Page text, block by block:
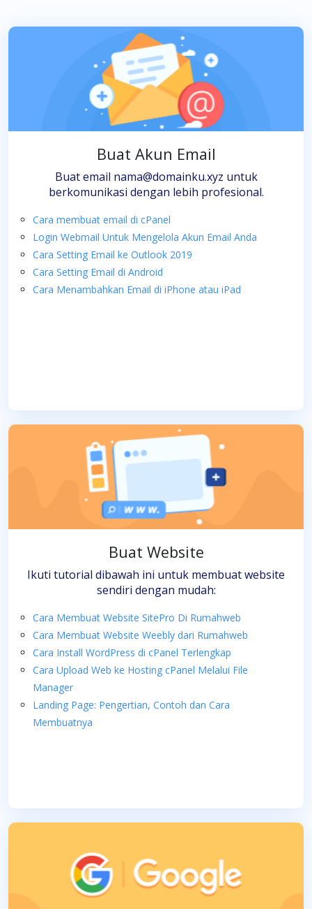
Buat Akun Email
Buat email nama@domainku.xyz untuk
berkomunikasi dengan lebih profesional.
Cara membuat email di cPanel
Login Webmail Untuk Mengelola Akun Email Anda
Cara Setting Email ke Outlook 2019
Cara Setting Email di Android
Cara Menambahkan Email di iPhone atau iPad
Buat Website
Ikuti tutorial dibawah ini untuk membuat website
sendiri dengan mudah:
Cara Membuat Website SitePro Di Rumahweb
Cara Membuat Website Weebly dari Rumahweb
Cara Install WordPress di cPanel Terlengkap
Cara Upload Web ke Hosting cPanel Melalui File
Manager
Landing Page: Pengertian, Contoh dan Cara
Membuatnya